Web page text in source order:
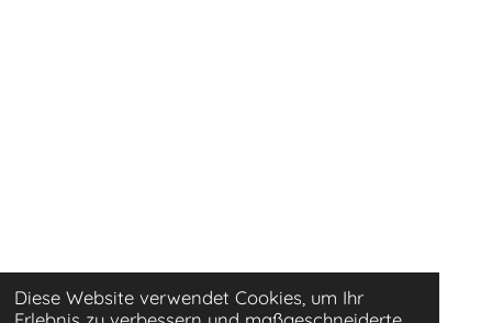
Diese Website verwendet Cookies, um Ihr